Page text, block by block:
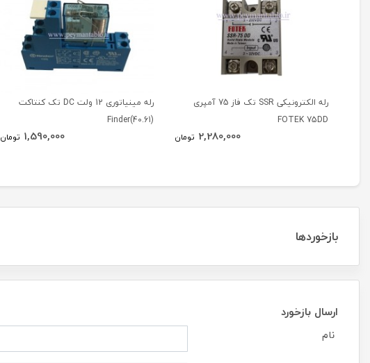
رله الکترونیکی SSR تک فاز 75 آمپری
FOTEK 75DD
2,280,000 تومان
رله مینیاتوری 12 ولت DC تک کنتاکت
(40.61)Finder
1,590,000 تومان
بازخوردها
ارسال بازخورد
نام